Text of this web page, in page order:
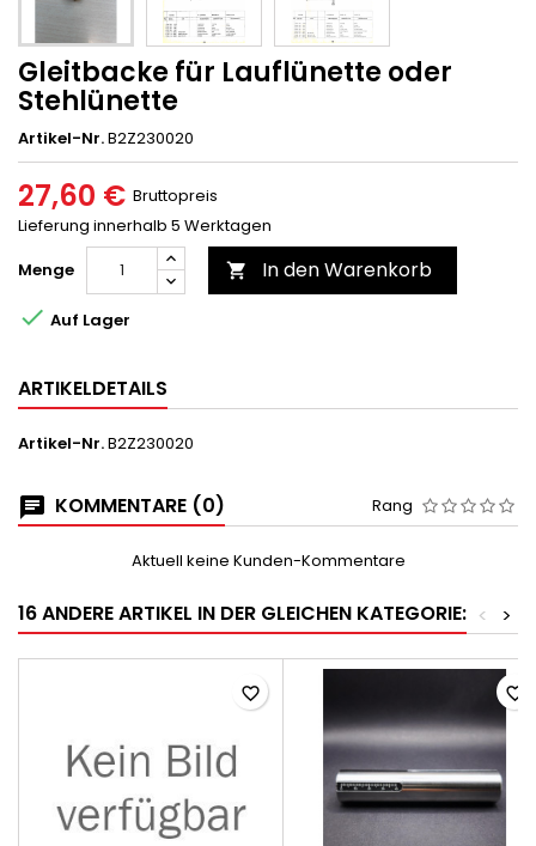
Gleitbacke für Lauflünette oder
Stehlünette
Artikel-Nr.B2Z230020
27,60 € Bruttopreis
Lieferung innerhalb 5 Werktagen
Menge
 In den Warenkorb
 Auf Lager
ARTIKELDETAILS
Artikel-Nr.B2Z230020
KOMMENTARE (0) Rang
Aktuell keine Kunden-Kommentare
16 ANDERE ARTIKEL IN DER GLEICHEN KATEGORIE: >
<
favorite_border favorite_border